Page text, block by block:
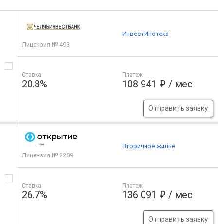
Лицензия № 493
Ставка
20.8%
Платеж
108 941 ₽ / мес
Отправить заявку
ИнвестИпотека
Лицензия № 2209
Ставка
26.7%
Платеж
136 091 ₽ / мес
Отправить заявку
Вторичное жилье